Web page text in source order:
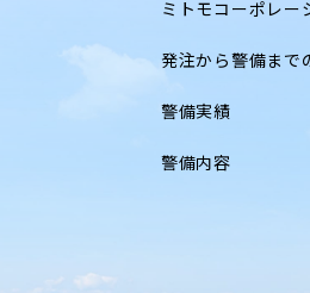
ミトモコーポレー
発注から警備まで
警備実績
警備内容